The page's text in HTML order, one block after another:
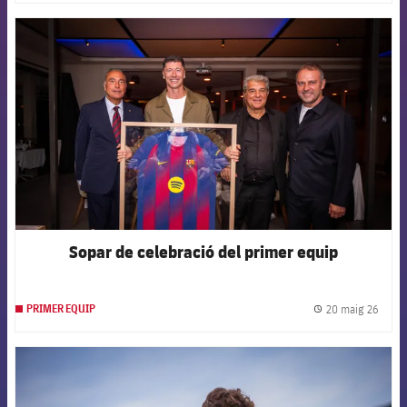
FCB Barcelona badge
Sopar de celebració del primer equip
PRIMER EQUIP 20 maig 26